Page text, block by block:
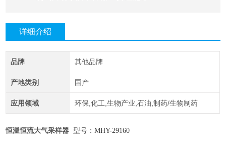
详细介绍
品牌 其他品牌
产地类别 国产
应用领域 环保,化工,生物产业,石油,制药/生物制药
恒温恒流大气采样器 型号：MHY-29160